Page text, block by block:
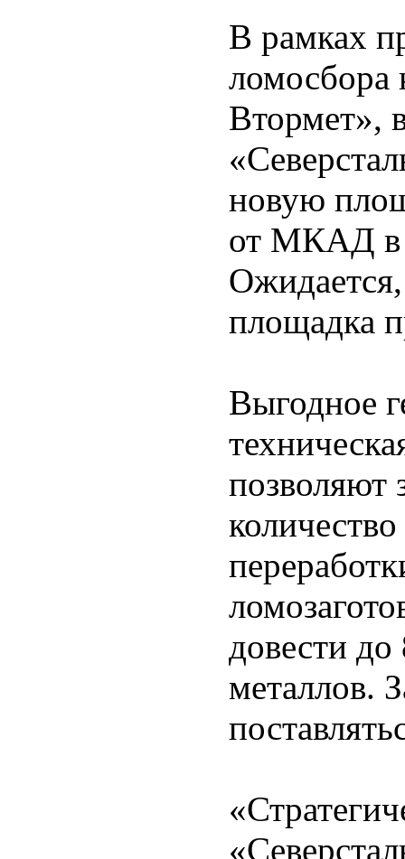
В рамках
ломосбора
Втормет»,
новую
от МКАД в
площадка
Выгодное
позволяют
довести
металлов.